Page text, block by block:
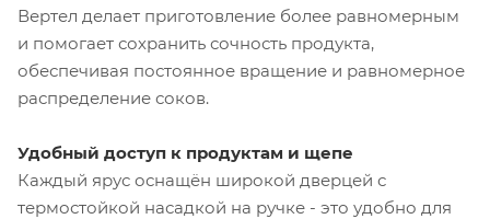
Вертел делает приготовление более равномерным
и помогает сохранить сочность продукта,
обеспечивая постоянное вращение и равномерное
распределение соков.
Удобный доступ к продуктам и щепе
Каждый ярус оснащён широкой дверцей с
термостойкой насадкой на ручке - это удобно для